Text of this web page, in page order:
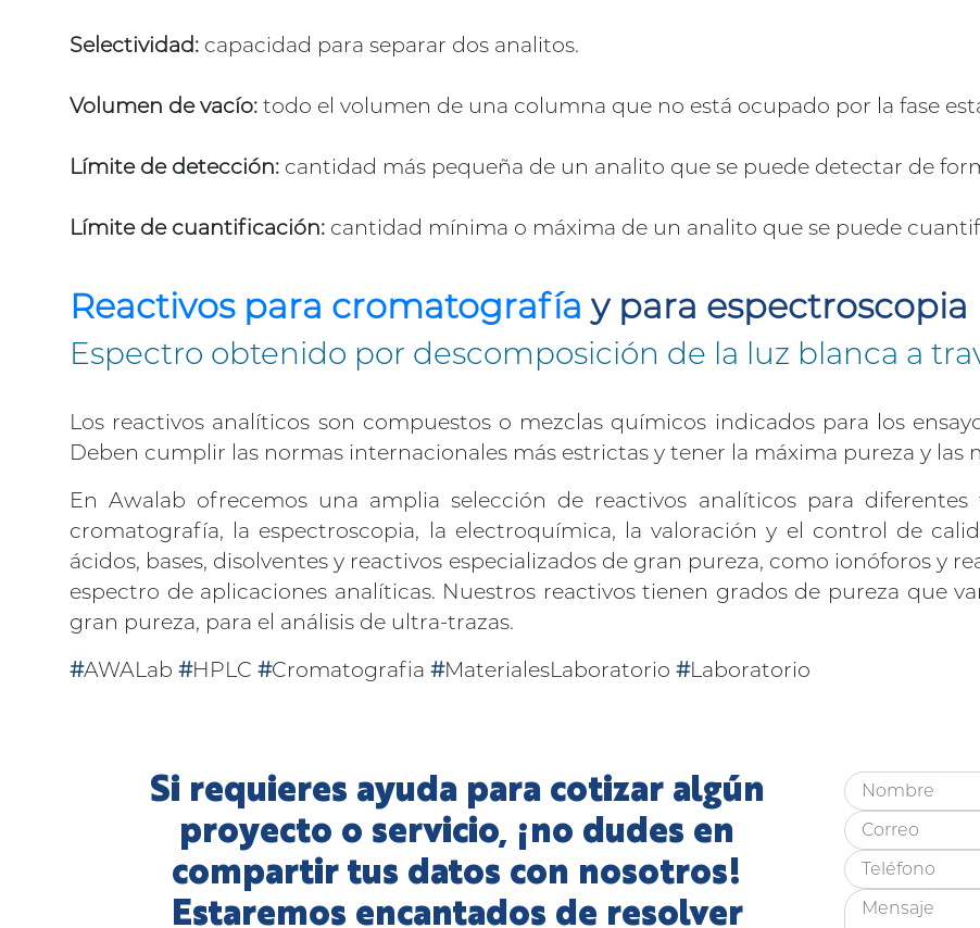
Selectividad: capacidad para separar dos analitos.
Volumen de vacío: todo el volumen de una columna que no está ocupado por la fase
Límite de detección: cantidad más pequeña de un analito que se puede detectar de
Límite de cuantificación: cantidad mínima o máxima de un analito que se puede
Reactivos para cromatografía y para espectroscopia
Espectro obtenido por descomposición de la luz blanca a
Los reactivos analíticos son compuestos o mezclas químicos indicados para los
Deben cumplir las normas internacionales más estrictas y tener la máxima pureza y las
En Awalab ofrecemos una amplia selección de reactivos analíticos para
cromatografía, la espectroscopia, la electroquímica, la valoración y el control de
ácidos, bases, disolventes y reactivos especializados de gran pureza, como ionóforos y
espectro de aplicaciones analíticas. Nuestros reactivos tienen grados de pureza que
gran pureza, para el análisis de ultra-trazas.
#AWALab #HPLC #Cromatografia #MaterialesLaboratorio #Laboratorio
Si requieres ayuda para cotizar algún
proyecto o servicio, ¡no dudes en
compartir tus datos con nosotros!
Estaremos encantados de resolver